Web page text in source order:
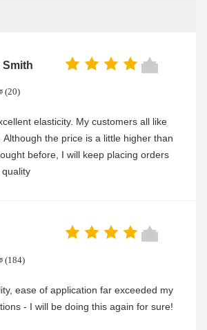
Smith
(20)
elasticity. My customers all like
Although the price is a little higher than
before, I will keep placing orders
(184)
ease of application far exceeded my
- I will be doing this again for sure!